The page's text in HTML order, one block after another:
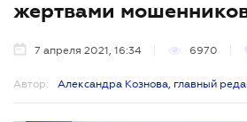
жертвами
7 апреля 2021, 16:34 6970
Автор: Александра Кознова, главный